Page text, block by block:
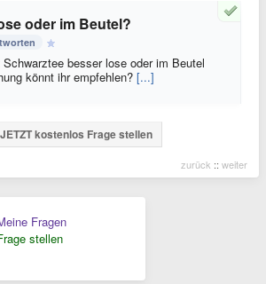
oder im Beutel?
besser lose oder im Beutel
könnt ihr empfehlen? [...]
JETZT kostenlos Frage stellen
zurück :: weiter
Fragen
stellen